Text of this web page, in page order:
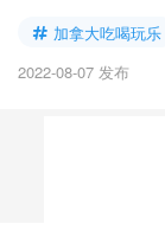
加拿大吃喝玩乐
2022-08-07 发布